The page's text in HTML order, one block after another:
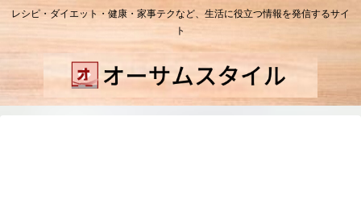
レシピ・ダイエット・健康・家事テクなど、生活に役立つ情報を発信するサイ
ト